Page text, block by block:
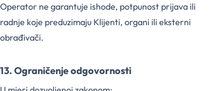
Operator ne garantuje ishode, potpunost prijava ili
radnje koje preduzimaju Klijenti, organi ili eksterni
obrađivači.
13. Ograničenje odgovornosti